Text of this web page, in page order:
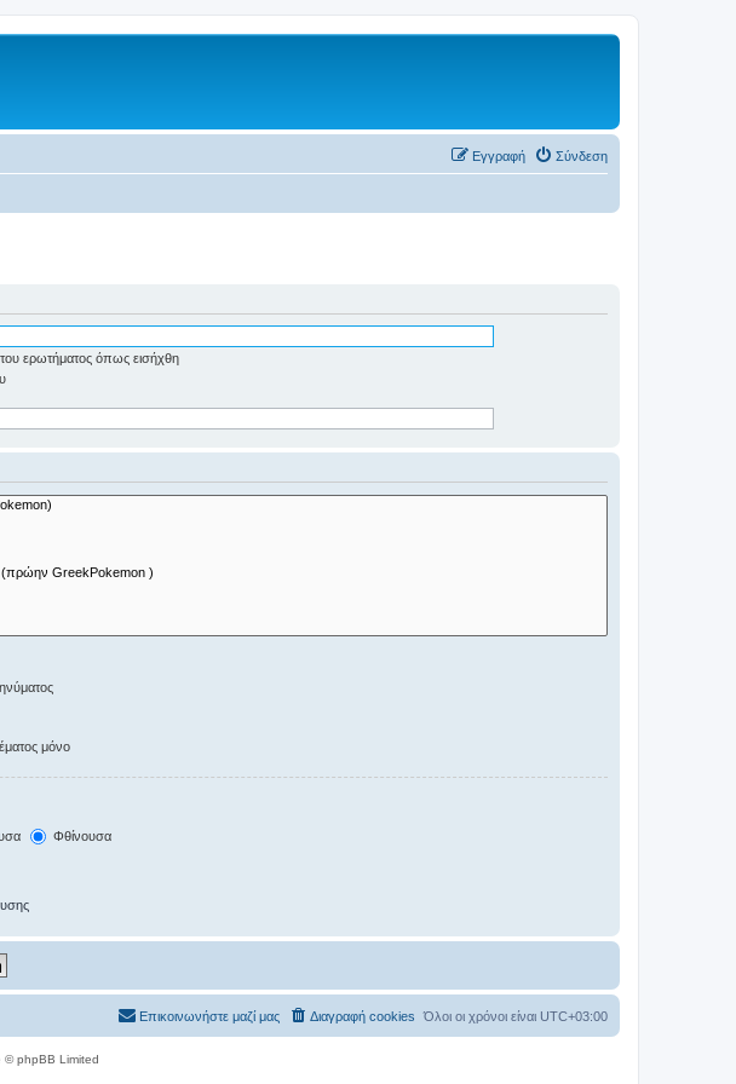
Σύνδεση
Εγγραφή
ερωτήματος όπως εισήχθη
μόνο
Φθίνουσα
Όλοι οι χρόνοι είναι UTC+03:00
Διαγραφή cookies
Επικοινωνήστε μαζί μας
© phpBB Limited